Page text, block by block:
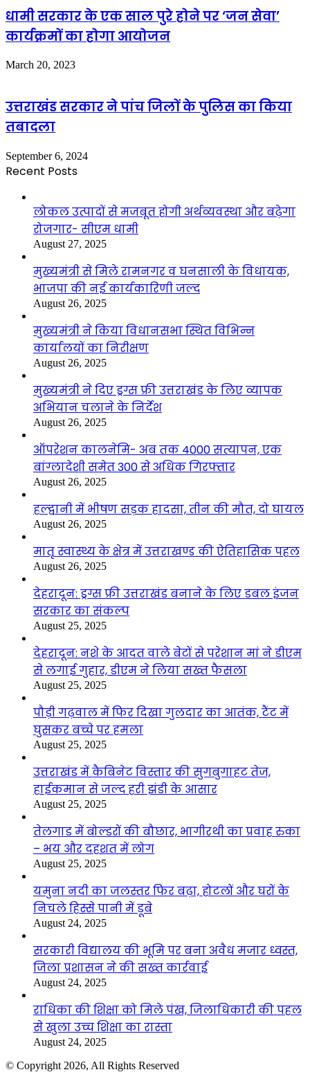
धामी सरकार के एक साल पुरे होने पर ‘जन सेवा’
कार्यक्रमों का होगा आयोजन
March 20, 2023
उत्तराखंड सरकार ने पांच जिलों के पुलिस का किया
तबादला
September 6, 2024
Recent Posts
लोकल उत्पादों से मजबूत होगी अर्थव्यवस्था और बढ़ेगा
रोजगार- सीएम धामी
August 27, 2025
मुख्यमंत्री से मिले रामनगर व घनसाली के विधायक,
भाजपा की नई कार्यकारिणी जल्द
August 26, 2025
मुख्यमंत्री ने किया विधानसभा स्थित विभिन्न
कार्यालयों का निरीक्षण
August 26, 2025
मुख्यमंत्री ने दिए ड्रग्स फ्री उत्तराखंड के लिए व्यापक
अभियान चलाने के निर्देश
August 26, 2025
ऑपरेशन कालनेमि- अब तक 4000 सत्यापन, एक
बांग्लादेशी समेत 300 से अधिक गिरफ्तार
August 26, 2025
हल्द्वानी में भीषण सड़क हादसा, तीन की मौत, दो घायल
August 26, 2025
मातृ स्वास्थ्य के क्षेत्र में उत्तराखण्ड की ऐतिहासिक पहल
August 26, 2025
देहरादून: ड्रग्स फ्री उत्तराखंड बनाने के लिए डबल इंजन
सरकार का संकल्प
August 25, 2025
देहरादून: नशे के आदत वाले बेटों से परेशान मां ने डीएम
से लगाई गुहार, डीएम ने लिया सख्त फैसला
August 25, 2025
पौड़ी गढ़वाल में फिर दिखा गुलदार का आतंक, टैंट में
घुसकर बच्चे पर हमला
August 25, 2025
उत्तराखंड में कैबिनेट विस्तार की सुगबुगाहट तेज,
हाईकमान से जल्द हरी झंडी के आसार
August 25, 2025
तेलगाड में बोल्डरों की बौछार, भागीरथी का प्रवाह रुका
– भय और दहशत में लोग
August 25, 2025
यमुना नदी का जलस्तर फिर बढ़ा, होटलों और घरों के
निचले हिस्से पानी में डूबे
August 24, 2025
सरकारी विद्यालय की भूमि पर बना अवैध मजार ध्वस्त,
जिला प्रशासन ने की सख्त कार्रवाई
August 24, 2025
राधिका की शिक्षा को मिले पंख, जिलाधिकारी की पहल
से खुला उच्च शिक्षा का रास्ता
August 24, 2025
© Copyright 2026, All Rights Reserved